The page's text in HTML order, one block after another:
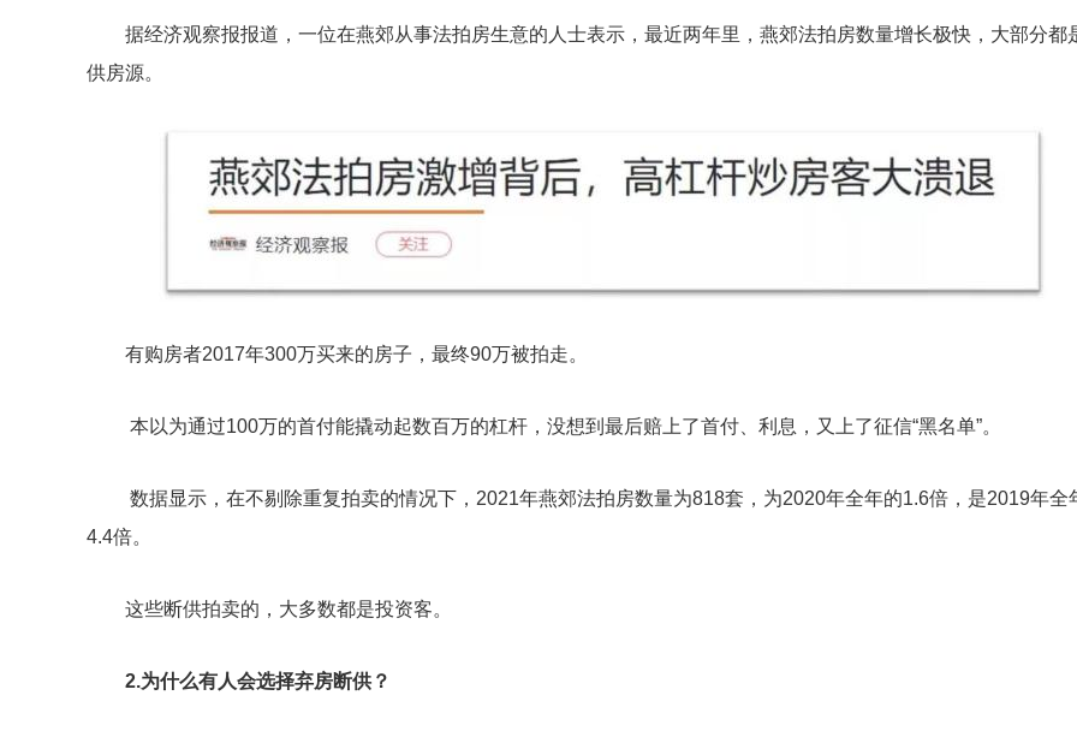
据经济观察报报道，一位在燕郊从事法拍房生意的人士表示，最近两年里，燕郊法拍房数量增长极快，大部分都
供房源。
有购房者2017年300万买来的房子，最终90万被拍走。
本以为通过100万的首付能撬动起数百万的杠杆，没想到最后赔上了首付、利息，又上了征信“黑名单”。
数据显示，在不剔除重复拍卖的情况下，2021年燕郊法拍房数量为818套，为2020年全年的1.6倍，是2019年全
4.4倍。
这些断供拍卖的，大多数都是投资客。
2.为什么有人会选择弃房断供？